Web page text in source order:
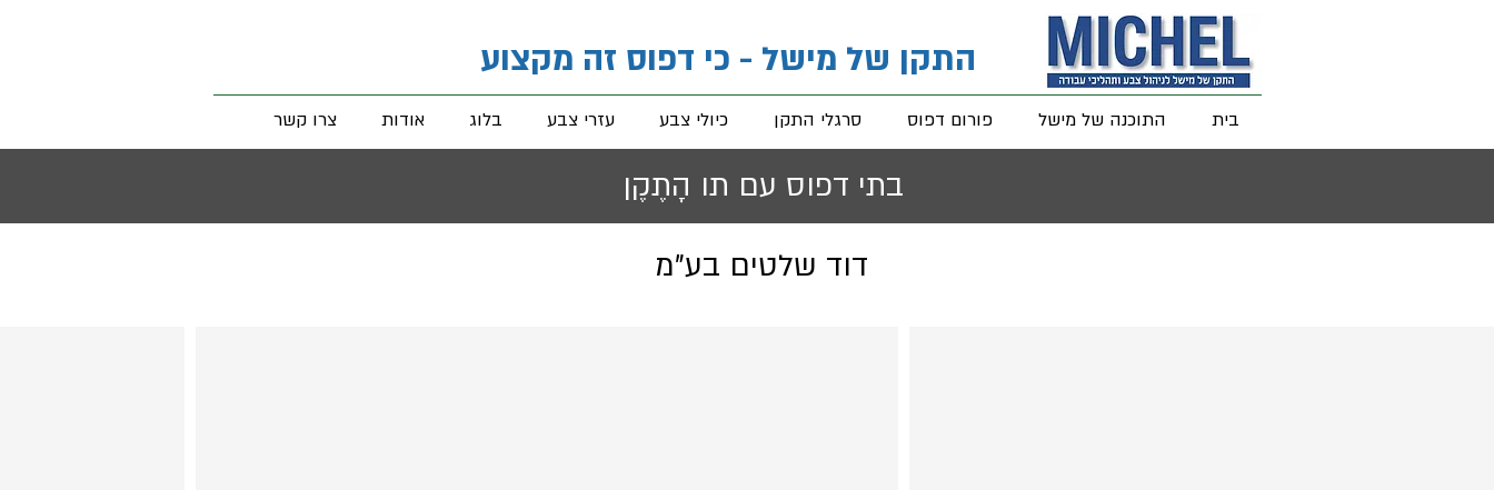
התקן של מישל - כי דפוס זה מקצוע
בית התוכנה של מישל פורום דפוס סרגלי התקן כיולי צבע עזרי צבע בלוג אודות צרו קשר
בתי דפוס עם תו הָתֶקֶן
דוד שלטים בע"מ